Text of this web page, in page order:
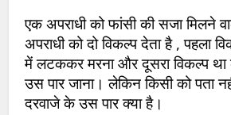
एक अपराधी को फांसी की सजा मिलने
अपराधी को दो विकल्प देता है , पहला
में लटककर मरना और दूसरा विकल्प था
उस पार जाना। लेकिन किसी को पता
दरवाजे के उस पार क्या है।